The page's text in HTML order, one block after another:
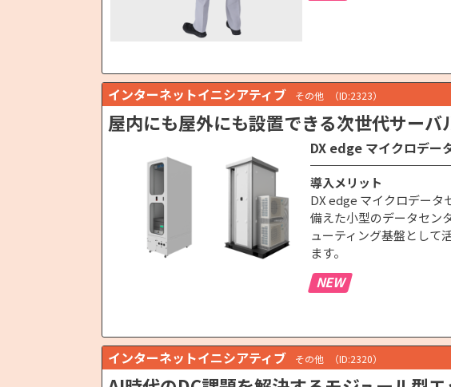
インターネットイニシアティブ その他 （ID:2323）
屋内にも屋外にも設置できる次世代サーバ
DX edge マイクロデー
導入メリット
DX edge マイクロデータ
備えた小型のデータセン
ューティング基盤として
ます。
NEW
インターネットイニシアティブ その他 （ID:2320）